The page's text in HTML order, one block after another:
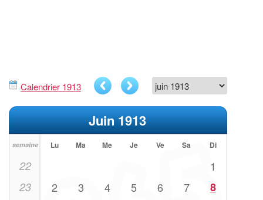
Calendrier 1913
Juin 1913
semaine Lu Ma Me Je Ve Sa Di
22 1
23 2 3 4 5 6 7 8